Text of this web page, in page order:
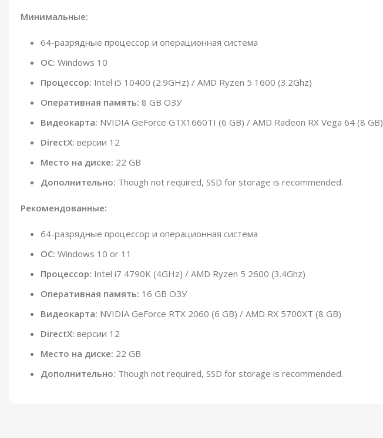
Минимальные:
64-разрядные процессор и операционная система
ОС: Windows 10
Процессор: Intel i5 10400 (2.9GHz) / AMD Ryzen 5 1600 (3.2Ghz)
Оперативная память: 8 GB ОЗУ
Видеокарта: NVIDIA GeForce GTX1660TI (6 GB) / AMD Radeon RX Vega 64 (8 GB)
DirectX: версии 12
Место на диске: 22 GB
Дополнительно: Though not required, SSD for storage is recommended.
Рекомендованные:
64-разрядные процессор и операционная система
ОС: Windows 10 or 11
Процессор: Intel i7 4790K (4GHz) / AMD Ryzen 5 2600 (3.4Ghz)
Оперативная память: 16 GB ОЗУ
Видеокарта: NVIDIA GeForce RTX 2060 (6 GB) / AMD RX 5700XT (8 GB)
DirectX: версии 12
Место на диске: 22 GB
Дополнительно: Though not required, SSD for storage is recommended.